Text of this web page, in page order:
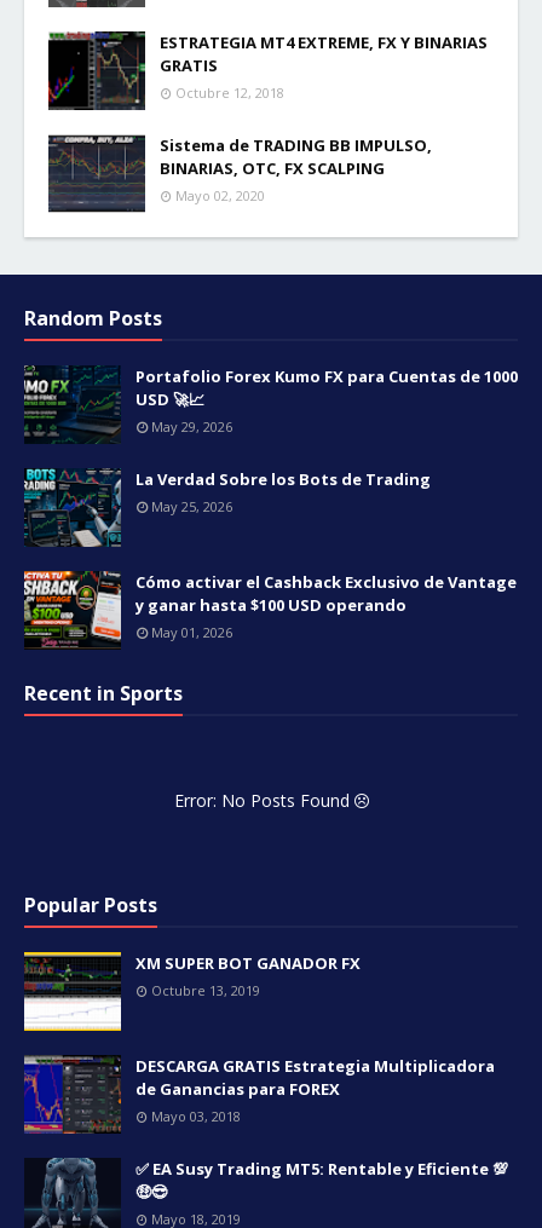
ESTRATEGIA MT4 EXTREME, FX Y BINARIAS
GRATIS
Octubre 12, 2018
Sistema de TRADING BB IMPULSO,
BINARIAS, OTC, FX SCALPING
Mayo 02, 2020
Random Posts
Portafolio Forex Kumo FX para Cuentas de 1000
USD 🚀📈
May 29, 2026
La Verdad Sobre los Bots de Trading
May 25, 2026
Cómo activar el Cashback Exclusivo de Vantage
y ganar hasta $100 USD operando
May 01, 2026
Recent in Sports
Error: No Posts Found
Popular Posts
XM SUPER BOT GANADOR FX
Octubre 13, 2019
DESCARGA GRATIS Estrategia Multiplicadora
de Ganancias para FOREX
Mayo 03, 2018
✅ EA Susy Trading MT5: Rentable y Eficiente 💯
🤑😎
Mayo 18, 2019